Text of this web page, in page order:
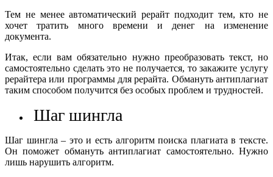
Тем не менее автоматический рерайт подходит тем, кто не
хочет тратить много времени и денег на изменение
документа.
Итак, если вам обязательно нужно преобразовать текст, но
самостоятельно сделать это не получается, то закажите услугу
рерайтера или программы для рерайта. Обмануть антиплагиат
таким способом получится без особых проблем и трудностей.
Шаг шингла
Шаг шингла – это и есть алгоритм поиска плагиата в тексте.
Он поможет обмануть антиплагиат самостоятельно. Нужно
лишь нарушить алгоритм.